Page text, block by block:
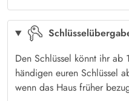
genießen.
Den Schlüssel könnt ihr
händigen euren Schlüssel
wenn das Haus früher